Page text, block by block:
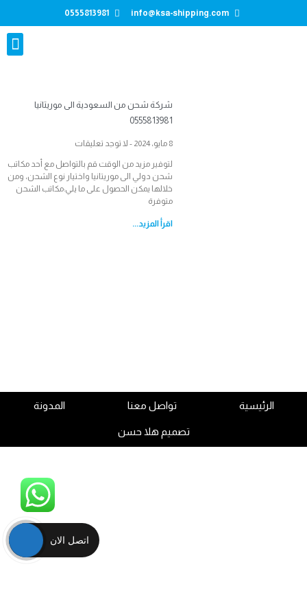
info@ksa-shipping.com
0555813981
شركة شحن من السعودية الى موريتانيا
0555813981
8 مايو، 2024 لا توجد تعليقات
لتوفير مزيد من الوقت قم بالتواصل مع أحد مكاتب
شحن دولي الى موريتانيا واختيار نوع الشحن، ومن
خلالها يمكن الحصول على ما يلي:مكاتب الشحن
متوفرة
اقرأ المزيد...
الرئيسية تواصل معنا المدونة
تصميم هلا حسن
اتصل الان